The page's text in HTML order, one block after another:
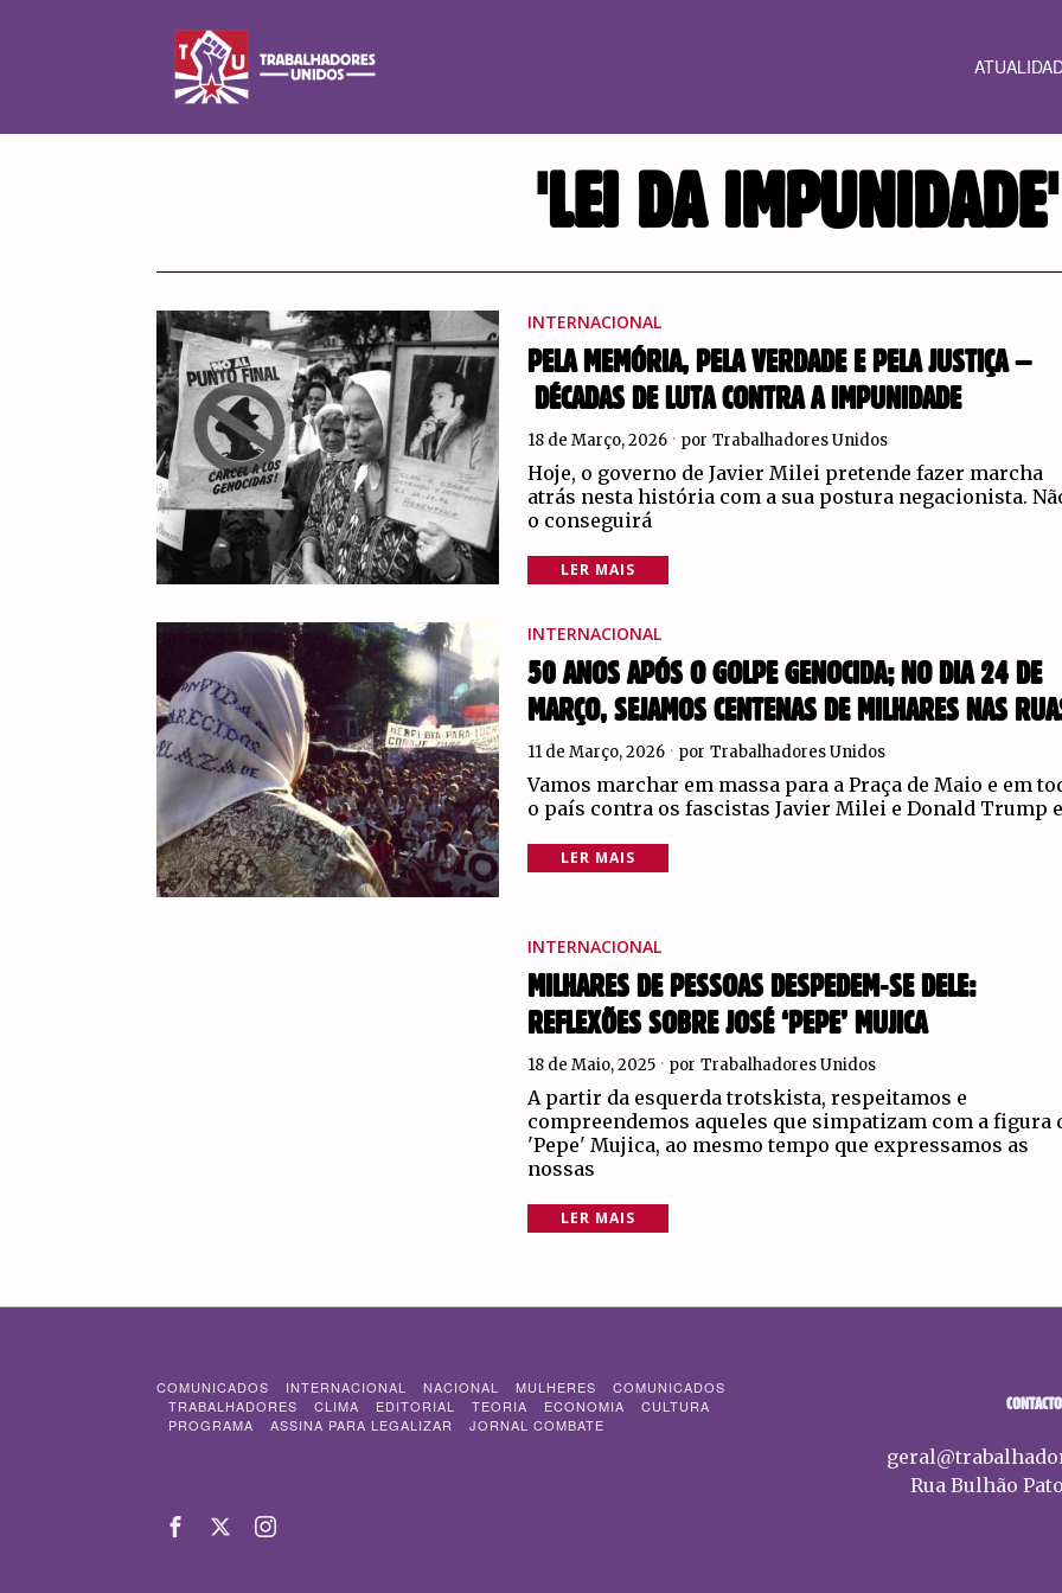
'LEI DA IMPUNIDADE'
INTERNACIONAL
PELA MEMÓRIA, PELA VERDADE E PELA JUSTIÇA –
DÉCADAS DE LUTA CONTRA A IMPUNIDADE
18 de Março, 2026 por Trabalhadores Unidos
Hoje, o governo de Javier Milei pretende fazer marcha
atrás nesta história com a sua postura negacionista.
o conseguirá
LER MAIS
INTERNACIONAL
50 ANOS APÓS O GOLPE GENOCIDA; NO DIA 24 DE
MARÇO, SEJAMOS CENTENAS DE MILHARES NAS
11 de Março, 2026 por Trabalhadores Unidos
Vamos marchar em massa para a Praça de Maio e em
o país contra os fascistas Javier Milei e Donald Trump
LER MAIS
INTERNACIONAL
MILHARES DE PESSOAS DESPEDEM-SE DELE:
REFLEXÕES SOBRE JOSÉ ‘PEPE’ MUJICA
18 de Maio, 2025 por Trabalhadores Unidos
A partir da esquerda trotskista, respeitamos e
compreendemos aqueles que simpatizam com a figura
'Pepe' Mujica, ao mesmo tempo que expressamos as
nossas
LER MAIS
COMUNICADOS INTERNACIONAL NACIONAL MULHERES
COMUNICADOS
TRABALHADORES
CLIMA EDITORIAL TEORIA ECONOMIA
CULTURA
PROGRAMA
ASSINA PARA LEGALIZAR JORNAL COMBATE
Rua Bulhão